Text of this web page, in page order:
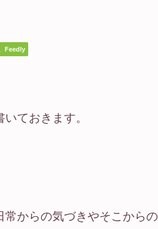
Feedly
ておきます。
からの気づきやそこからの